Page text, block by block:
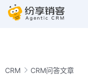
CRM CRM问答文章